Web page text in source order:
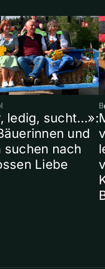
ledig, sucht…»:
und
suchen nach
Liebe